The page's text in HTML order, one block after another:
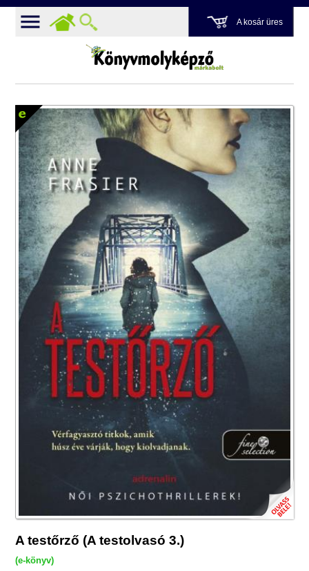
A kosár üres
A testőrző (A testolvasó 3.)
(e-könyv)